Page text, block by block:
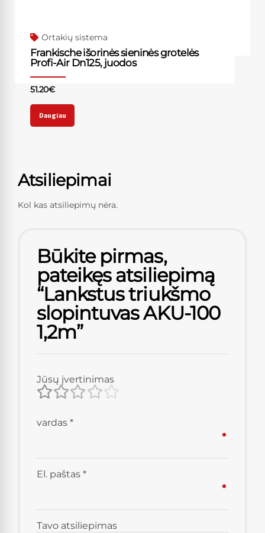
Ortakių sistema
Frankische išorinės sieninės grotelės
Profi-Air Dn125, juodos
51.20€
Daugiau
Atsiliepimai
Kol kas atsiliepimų nėra.
Būkite pirmas,
pateikęs atsiliepimą
“Lankstus triukšmo
slopintuvas AKU-100
1,2m”
Jūsų įvertinimas
Tavo atsiliepimas
vardas *
El. paštas *